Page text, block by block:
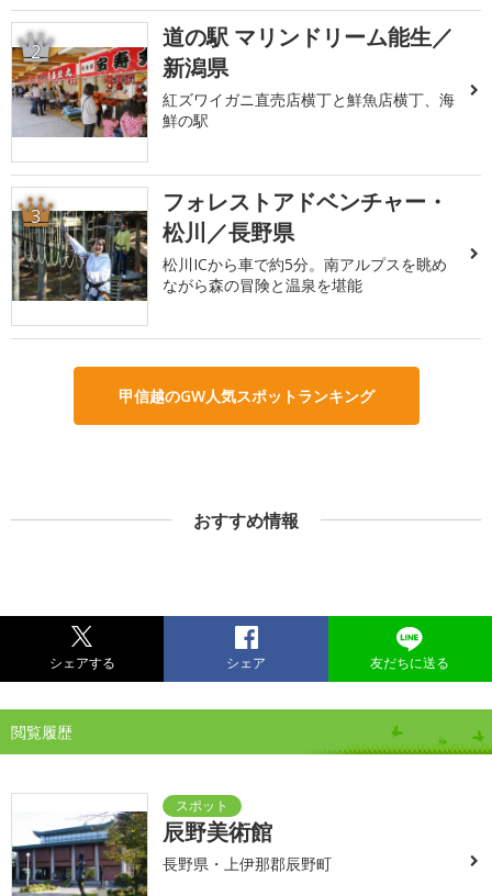
2
道の駅 マリンドリーム能生／
新潟県
紅ズワイガニ直売店横丁と鮮魚店横丁、海
鮮の駅
3
フォレストアドベンチャー・
松川／長野県
松川ICから車で約5分。南アルプスを眺め
ながら森の冒険と温泉を堪能
甲信越のGW人気スポットランキング
おすすめ情報
シェアする シェア 友だちに送る
閲覧履歴
辰野美術館
長野県・上伊那郡辰野町